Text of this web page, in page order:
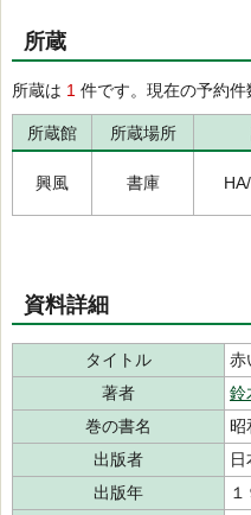
所蔵
所蔵は 1 件です。現在の予約件
所蔵館 所蔵場所
興風 書庫
資料詳細
タイトル
赤
著者
鈴
巻の書名
昭
出版者
出版年
１